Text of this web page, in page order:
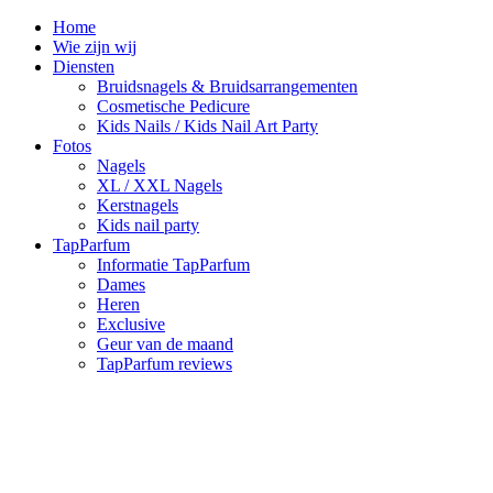
Home
Wie zijn wij
Diensten
Bruidsnagels & Bruidsarrangementen
Cosmetische Pedicure
Kids Nails / Kids Nail Art Party
Fotos
Nagels
XL / XXL Nagels
Kerstnagels
Kids nail party
TapParfum
Informatie TapParfum
Dames
Heren
Exclusive
Geur van de maand
TapParfum reviews